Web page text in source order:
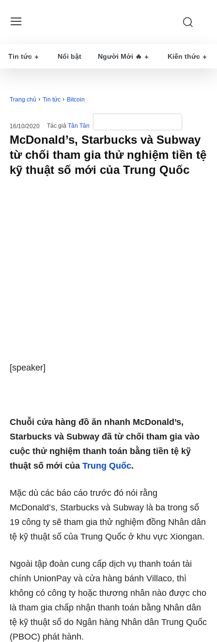
Tin tức Nổi bật Người Mới 🔥 Kiến thức
Trang chủ Tin tức Bitcoin
16/10/2020 Tác giả Tân Tân
McDonald’s, Starbucks và Subway
từ chối tham gia thử nghiệm tiền tệ
kỹ thuật số mới của Trung Quốc
[speaker]
Chuỗi cửa hàng đồ ăn nhanh McDonald’s,
Starbucks và Subway đã từ chối tham gia vào
cuộc thử nghiệm thanh toán bằng tiền tệ kỹ
thuật số mới của Trung Quốc.
Mặc dù các báo cáo trước đó nói rằng
McDonald’s, Starbucks và Subway là ba trong số
19 công ty sẽ tham gia thử nghiệm đồng Nhân dân
tệ kỹ thuật số của Trung Quốc ở khu vực Xiongan.
Ngoài tập đoàn cung cấp dịch vụ thanh toán tài
chính UnionPay và cửa hàng bánh Villaco, thì
không có công ty hoặc thương nhân nào được cho
là tham gia chấp nhận thanh toán bằng Nhân dân
tệ kỹ thuật số do Ngân hàng Nhân dân Trung Quốc
(PBOC) phát hành.